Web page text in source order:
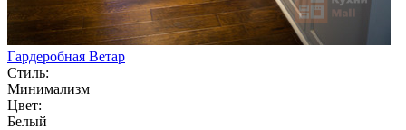
Гардеробная Ветар
Стиль:
Минимализм
Цвет:
Белый